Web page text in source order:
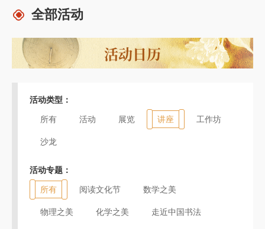
全部活动
活动日历
活动类型：
所有 活动 展览 讲座 工作坊
沙龙
活动专题：
所有 阅读文化节 数学之美
物理之美 化学之美 走近中国书法